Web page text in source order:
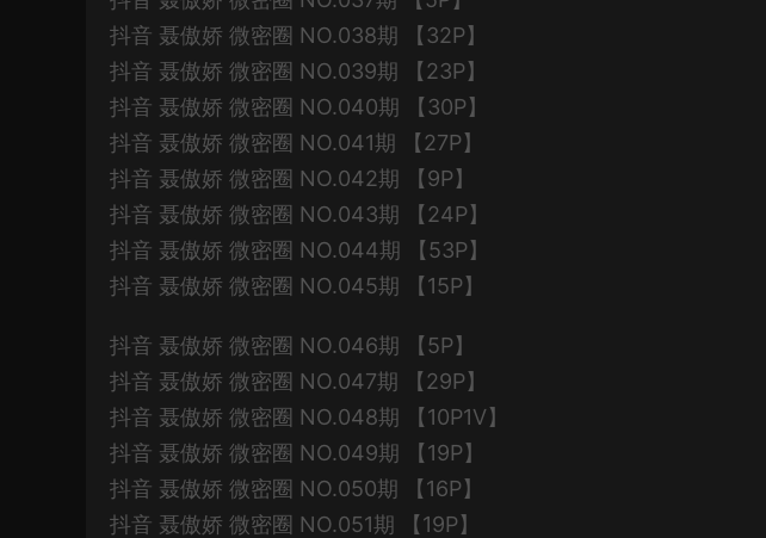
抖音 聂傲娇 微密圈 NO.038期 【32P】
抖音 聂傲娇 微密圈 NO.039期 【23P】
抖音 聂傲娇 微密圈 NO.040期 【30P】
抖音 聂傲娇 微密圈 NO.041期 【27P】
抖音 聂傲娇 微密圈 NO.042期 【9P】
抖音 聂傲娇 微密圈 NO.043期 【24P】
抖音 聂傲娇 微密圈 NO.044期 【53P】
抖音 聂傲娇 微密圈 NO.045期 【15P】
抖音 聂傲娇 微密圈 NO.046期 【5P】
抖音 聂傲娇 微密圈 NO.047期 【29P】
抖音 聂傲娇 微密圈 NO.048期 【10P1V】
抖音 聂傲娇 微密圈 NO.049期 【19P】
抖音 聂傲娇 微密圈 NO.050期 【16P】
抖音 聂傲娇 微密圈 NO.051期 【19P】